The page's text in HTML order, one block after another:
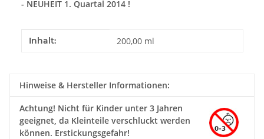
- NEUHEIT 1. Quartal 2014 !
Produkteigenschaft
Wert
Inhalt: 200,00 ml
Hinweise & Hersteller Informationen:
Achtung! Nicht für Kinder unter 3 Jahren
geeignet, da Kleinteile verschluckt werden
können. Erstickungsgefahr!